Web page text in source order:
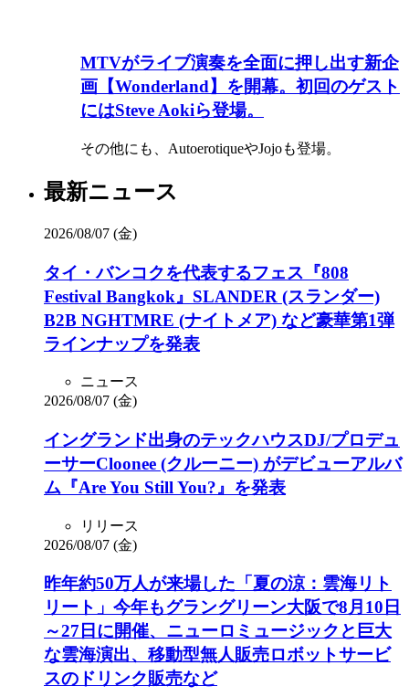
MTVがライブ演奏を全面に押し出す新企
画【Wonderland】を開幕。初回のゲスト
にはSteve Aokiら登場。
その他にも、AutoerotiqueやJojoも登場。
最新ニュース
2026/08/07 (金)
タイ・バンコクを代表するフェス『808
Festival Bangkok』SLANDER (スランダー)
B2B NGHTMRE (ナイトメア) など豪華第1弾
ラインナップを発表
ニュース
2026/08/07 (金)
イングランド出身のテックハウスDJ/プロデュ
ーサーCloonee (クルーニー) がデビューアルバ
ム『Are You Still You?』を発表
リリース
2026/08/07 (金)
昨年約50万人が来場した「夏の涼：雲海リト
リート」今年もグラングリーン大阪で8月10日
～27日に開催、ニューロミュージックと巨大
な雲海演出、移動型無人販売ロボットサービ
スのドリンク販売など